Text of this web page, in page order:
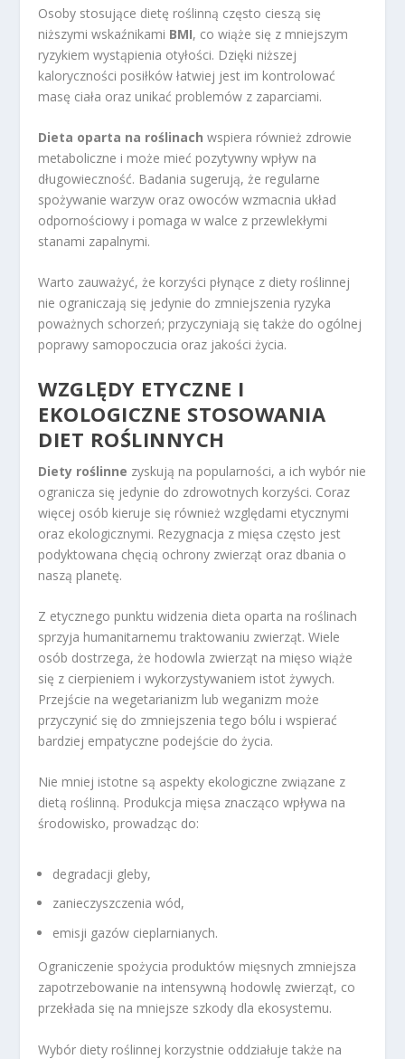
Osoby stosujące dietę roślinną często cieszą się
niższymi wskaźnikami BMI, co wiąże się z mniejszym
ryzykiem wystąpienia otyłości. Dzięki niższej
kaloryczności posiłków łatwiej jest im kontrolować
masę ciała oraz unikać problemów z zaparciami.
Dieta oparta na roślinach wspiera również zdrowie
metaboliczne i może mieć pozytywny wpływ na
długowieczność. Badania sugerują, że regularne
spożywanie warzyw oraz owoców wzmacnia układ
odpornościowy i pomaga w walce z przewlekłymi
stanami zapalnymi.
Warto zauważyć, że korzyści płynące z diety roślinnej
nie ograniczają się jedynie do zmniejszenia ryzyka
poważnych schorzeń; przyczyniają się także do ogólnej
poprawy samopoczucia oraz jakości życia.
WZGLĘDY ETYCZNE I
EKOLOGICZNE STOSOWANIA
DIET ROŚLINNYCH
Diety roślinne zyskują na popularności, a ich wybór nie
ogranicza się jedynie do zdrowotnych korzyści. Coraz
więcej osób kieruje się również względami etycznymi
oraz ekologicznymi. Rezygnacja z mięsa często jest
podyktowana chęcią ochrony zwierząt oraz dbania o
naszą planetę.
Z etycznego punktu widzenia dieta oparta na roślinach
sprzyja humanitarnemu traktowaniu zwierząt. Wiele
osób dostrzega, że hodowla zwierząt na mięso wiąże
się z cierpieniem i wykorzystywaniem istot żywych.
Przejście na wegetarianizm lub weganizm może
przyczynić się do zmniejszenia tego bólu i wspierać
bardziej empatyczne podejście do życia.
Nie mniej istotne są aspekty ekologiczne związane z
dietą roślinną. Produkcja mięsa znacząco wpływa na
środowisko, prowadząc do:
degradacji gleby,
zanieczyszczenia wód,
emisji gazów cieplarnianych.
Ograniczenie spożycia produktów mięsnych zmniejsza
zapotrzebowanie na intensywną hodowlę zwierząt, co
przekłada się na mniejsze szkody dla ekosystemu.
Wybór diety roślinnej korzystnie oddziałuje także na